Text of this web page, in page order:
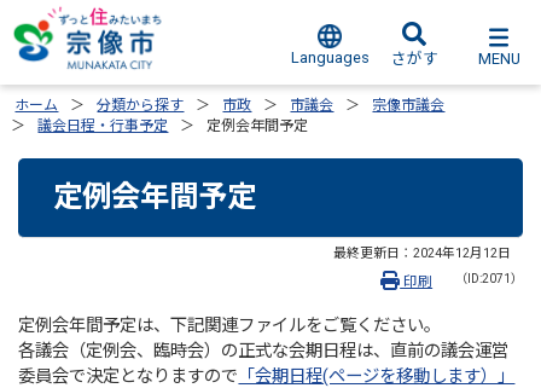
Languages さがす MENU
ホーム 分類から探す 市政 市議会
宗像市議会
議会日程・行事予定
定例会年間予定
定例会年間予定
最終更新日： 2024年12月12日
（ID:2071）
印刷
定例会年間予定は、下記関連ファイルをご覧ください。
各議会（定例会、臨時会）の正式な会期日程は、直前の議会運営
委員会で決定となりますので 「会期日程(ページを移動します）」